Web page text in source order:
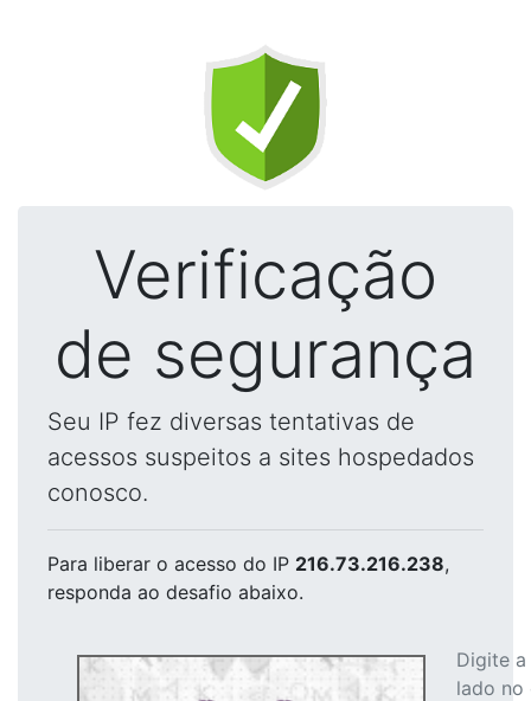
Verificação
de segurança
Seu IP fez diversas tentativas de
acessos suspeitos a sites hospedados
conosco.
Para liberar o acesso do IP 216.73.216.238,
responda ao desafio abaixo.
Digite
lado no